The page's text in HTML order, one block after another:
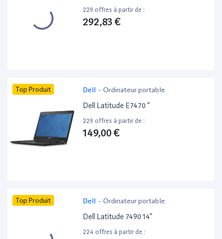
229 offres à partir de :
292,83 €
Top Produit Dell - Ordinateur portable
Dell Latitude E7470 ”
229 offres à partir de :
149,00 €
Top Produit Dell - Ordinateur portable
Dell Latitude 7490 14”
224 offres à partir de :